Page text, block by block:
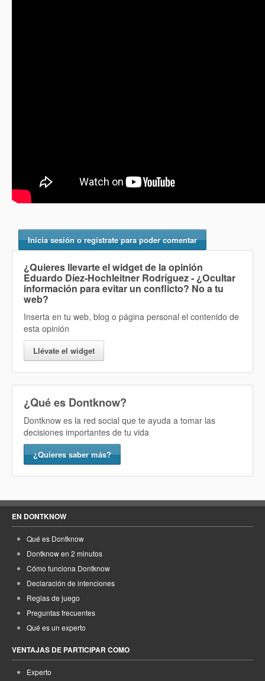
Inicia sesión o regístrate para poder comentar
¿Quieres llevarte el widget de la opinión
Eduardo Díez-Hochleitner Rodríguez - ¿Ocultar
información para evitar un conflicto? No a tu
web?
Inserta en tu web, blog o página personal el contenido de
esta opinión
Llévate el widget
¿Qué es Dontknow?
Dontknow es la red social que te ayuda a tomar las
decisiones importantes de tu vida
¿Quieres saber más?
EN DONTKNOW
Qué es Dontknow
Dontknow en 2 minutos
Cómo funciona Dontknow
Declaración de intenciones
Reglas de juego
Preguntas frecuentes
Qué es un experto
VENTAJAS DE PARTICIPAR COMO
Experto